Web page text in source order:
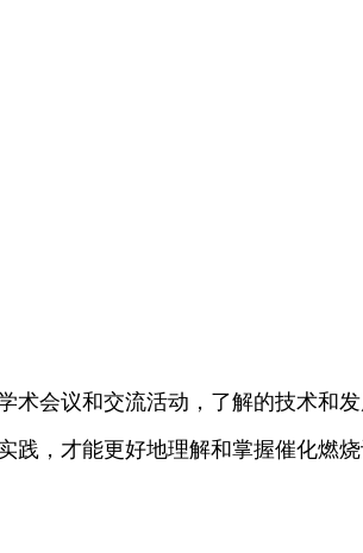
术会议和交流活动，了解的技术和
践，才能更好地理解和掌握催化燃